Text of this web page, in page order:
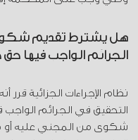
هل يشترط تقديم
الجرائم الواجب فيها
نظام الإجراءات الجزائية قرر
التحقيق في الجرائم الواجب
شكوى من المجني عليه أو من